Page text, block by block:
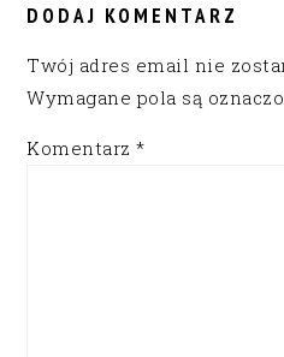
DODAJ KOMENTARZ
Twój adres email nie
Wymagane pola są
Komentarz*